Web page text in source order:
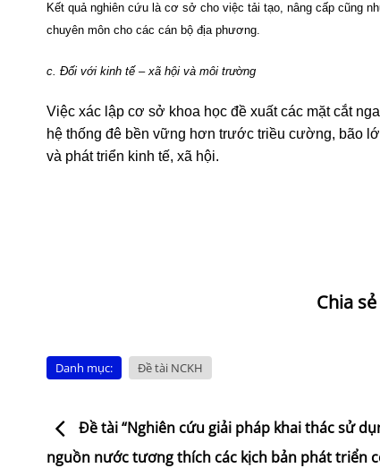
Kết quả nghiên cứu là cơ sở cho việc tải tạo, nâng cấp cũng
chuyên môn cho các cán bộ địa phương.
c. Đối với kinh tế – xã hội và môi trường
Việc xác lập cơ sở khoa học đề xuất các mặt cắt
hệ thống đê bền vững hơn trước triều cường, bão
và phát triển kinh tế, xã hội.
Danh mục: Đề tài NCKH
Đề tài “Nghiên cứu giải pháp khai thác sử
nguồn nước tương thích các kịch bản phát triển